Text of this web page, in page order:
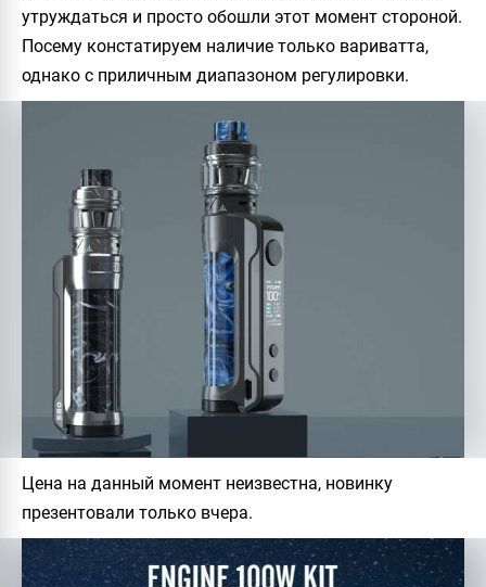
утруждаться и просто обошли этот момент стороной.
Посему констатируем наличие только вариватта,
однако с приличным диапазоном регулировки.
Цена на данный момент неизвестна, новинку
презентовали только вчера.